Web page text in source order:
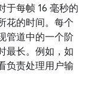
于每帧 16 毫秒的
花的时间。每个
管道中的一个阶
最长。例如，如
负责处理用户输